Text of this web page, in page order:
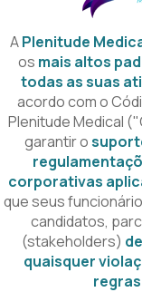
APlenitude
os mais altos
todas as suas
acordo com o
Plenitude Medical
garantir o
corporativas
que seus
candidatos,
(stakeholders)
quaisquer